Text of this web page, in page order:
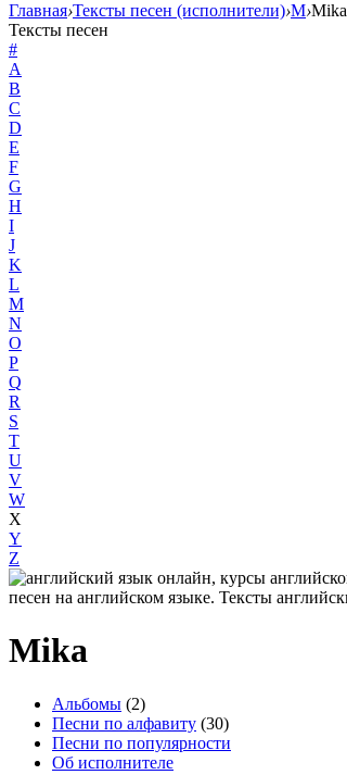
Главная›Тексты песен (исполнители)›M›Mika
Тексты песен
#
A
B
C
D
E
F
G
H
I
J
K
L
M
N
O
P
Q
R
S
T
U
V
W
X
Y
Z
Mika
Альбомы (2)
Песни по алфавиту (30)
Песни по популярности
Об исполнителе